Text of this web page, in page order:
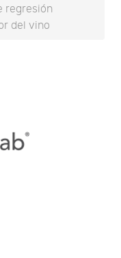
regresión
del vino